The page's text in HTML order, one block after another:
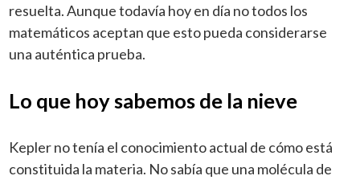
resuelta. Aunque todavía hoy en día no todos los
matemáticos aceptan que esto pueda considerarse
una auténtica prueba.
Lo que hoy sabemos de la nieve
Kepler no tenía el conocimiento actual de cómo está
constituida la materia. No sabía que una molécula de